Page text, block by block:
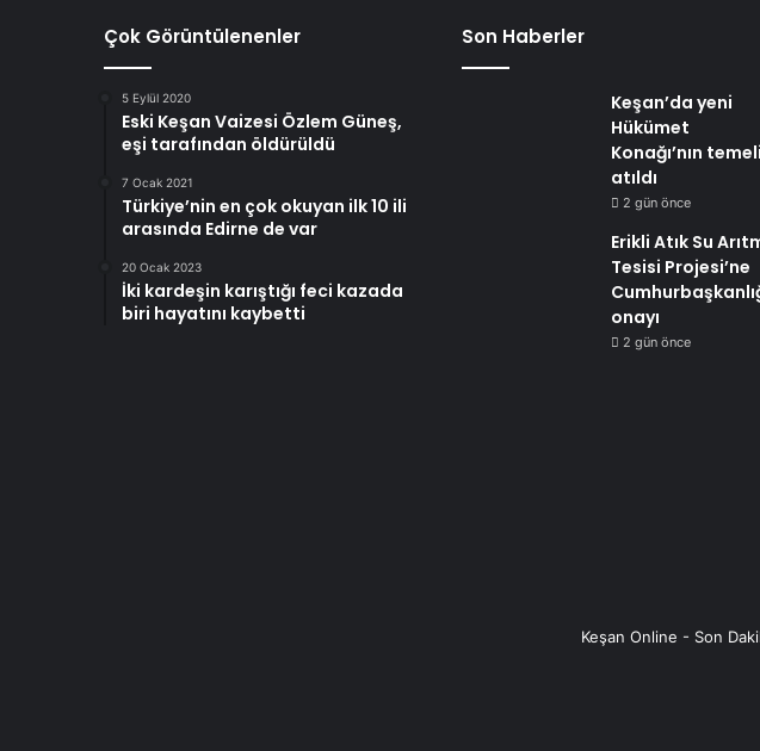
Çok Görüntülenenler
5 Eylül 2020
Eski Keşan Vaizesi Özlem Güneş,
eşi tarafından öldürüldü
7 Ocak 2021
Türkiye’nin en çok okuyan ilk 10 ili
arasında Edirne de var
20 Ocak 2023
İki kardeşin karıştığı feci kazada
biri hayatını kaybetti
Son Haberler
Keşan’da yeni
Hükümet
Konağı’nın temeli
atıldı
2 gün önce
Erikli Atık Su
Tesisi Projesi’ne
onayı
2 gün önce
Keşan Online - Son